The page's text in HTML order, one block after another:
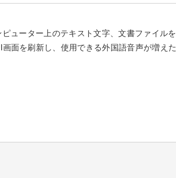
ューター上のテキスト文字、文書ファイルを
面を刷新し、使用できる外国語音声が増えた